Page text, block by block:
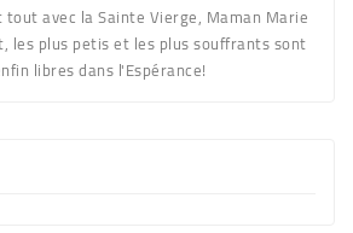
avec la Sainte Vierge, Maman Marie
les plus petis et les plus souffrants sont
libres dans l'Espérance!